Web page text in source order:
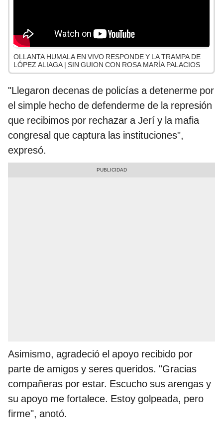
OLLANTA HUMALA EN VIVO RESPONDE Y LA TRAMPA DE
LÓPEZ ALIAGA | SIN GUION CON ROSA MARÍA PALACIOS
"Llegaron decenas de policías a detenerme por
el simple hecho de defenderme de la represión
que recibimos por rechazar a Jerí y la mafia
congresal que captura las instituciones",
expresó.
Asimismo, agradeció el apoyo recibido por
parte de amigos y seres queridos. "Gracias
compañeras por estar. Escucho sus arengas y
su apoyo me fortalece. Estoy golpeada, pero
firme", anotó.